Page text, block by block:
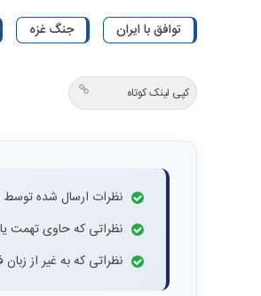
توافق با ایران جنگ غزه
کپی لینک کوتاه
نظرات ارسال شده
نظراتی که حاوی تهمت
نظراتی که به غیر از